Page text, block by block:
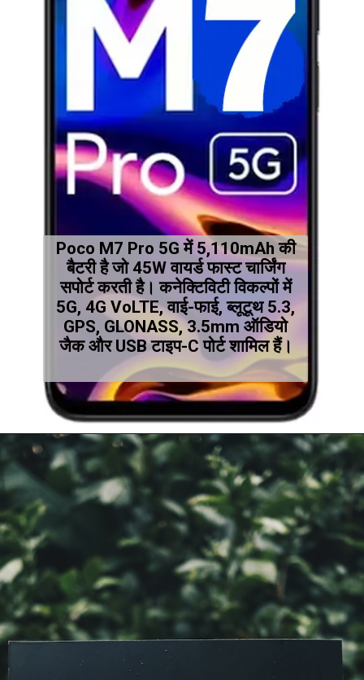
Poco M7 Pro 5G में 5,110mAh की
बैटरी है जो 45W वायर्ड फास्ट चार्जिंग
सपोर्ट करती है। कनेक्टिविटी विकल्पों में
5G, 4G VoLTE, वाई-फाई, ब्लूटूथ 5.3,
GPS, GLONASS, 3.5mm ऑडियो
जैक और USB टाइप-C पोर्ट शामिल हैं।